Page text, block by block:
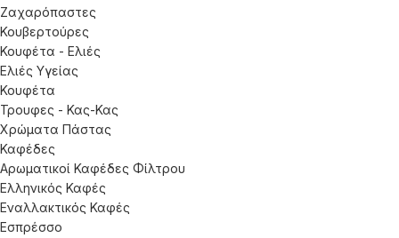
Ζαχαρόπαστες
Κουβερτούρες
Κουφέτα - Ελιές
Ελιές Υγείας
Κουφέτα
Τρουφες - Κας-Κας
Χρώματα Πάστας
Καφέδες
Αρωματικοί Καφέδες Φίλτρου
Ελληνικός Καφές
Εναλλακτικός Καφές
Εσπρέσσο